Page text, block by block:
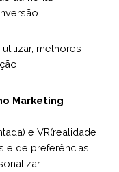
melhores
Marketing
e VR(realidade
e de preferências